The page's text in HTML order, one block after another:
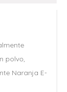
polvo,
Naranja E-